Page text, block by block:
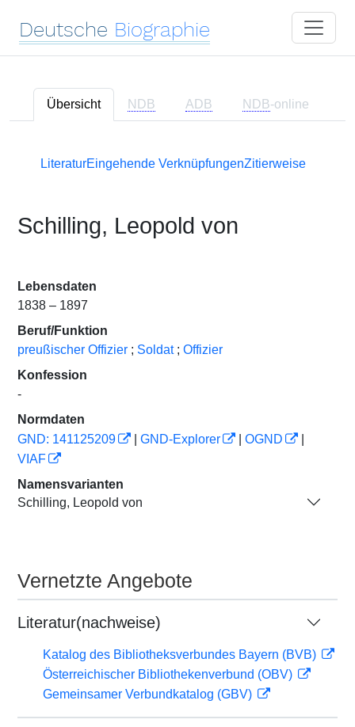
Deutsche Biographie
Übersicht NDB ADB NDB-online
LiteraturEingehende VerknüpfungenZitierweise
Schilling, Leopold von
Lebensdaten
1838 – 1897
Beruf/Funktion
preußischer Offizier ; Soldat ; Offizier
Konfession
-
Normdaten
GND: 141125209
GND-Explorer OGND
VIAF
Namensvarianten
Schilling, Leopold von
Vernetzte Angebote
Literatur(nachweise)
Katalog des Bibliotheksverbundes Bayern (BVB)
Österreichischer Bibliothekenverbund (OBV)
Gemeinsamer Verbundkatalog (GBV)